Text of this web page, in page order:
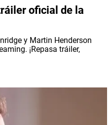
oficial de la
y Martin Henderson
¡Repasa tráiler,